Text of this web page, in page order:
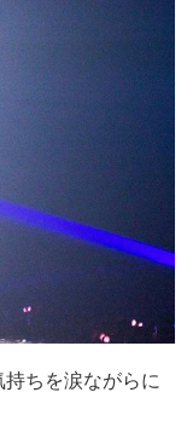
ちを涙ながらに